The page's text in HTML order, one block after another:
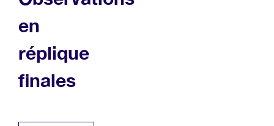
en
réplique
finales